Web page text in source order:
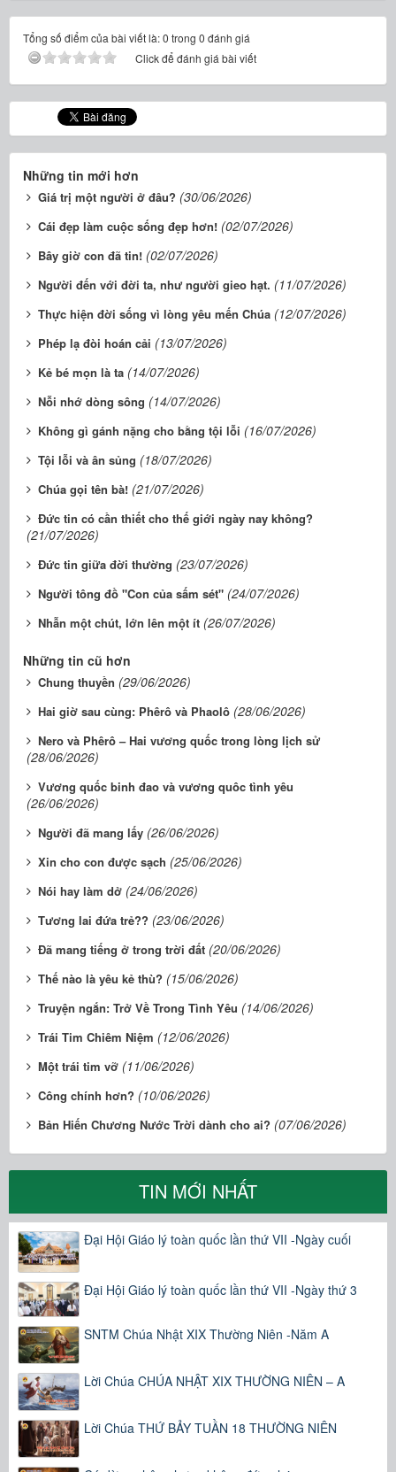
Tổng số điểm của bài viết là: 0 trong 0 đánh giá
Click để đánh giá bài viết
Những tin mới hơn
Giá trị một người ở đâu? (30/06/2026)
Cái đẹp làm cuộc sống đẹp hơn! (02/07/2026)
Bây giờ con đã tin! (02/07/2026)
Người đến với đời ta, như người gieo hạt. (11/07/2026)
Thực hiện đời sống vì lòng yêu mến Chúa (12/07/2026)
Phép lạ đòi hoán cải (13/07/2026)
Kẻ bé mọn là ta (14/07/2026)
Nỗi nhớ dòng sông (14/07/2026)
Không gì gánh nặng cho bằng tội lỗi (16/07/2026)
Tội lỗi và ân sủng (18/07/2026)
Chúa gọi tên bà! (21/07/2026)
Đức tin có cần thiết cho thế giới ngày nay không?
(21/07/2026)
Đức tin giữa đời thường (23/07/2026)
Người tông đồ "Con của sấm sét" (24/07/2026)
Nhẫn một chút, lớn lên một ít (26/07/2026)
Những tin cũ hơn
Chung thuyền (29/06/2026)
Hai giờ sau cùng: Phêrô và Phaolô (28/06/2026)
Nero và Phêrô – Hai vương quốc trong lòng lịch sử
(28/06/2026)
Vương quốc binh đao và vương quôc tình yêu
(26/06/2026)
Người đã mang lấy (26/06/2026)
Xin cho con được sạch (25/06/2026)
Nói hay làm dở (24/06/2026)
Tương lai đứa trẻ?? (23/06/2026)
Đã mang tiếng ở trong trời đất (20/06/2026)
Thế nào là yêu kẻ thù? (15/06/2026)
Truyện ngắn: Trở Về Trong Tình Yêu (14/06/2026)
Trái Tim Chiêm Niệm (12/06/2026)
Một trái tim vỡ (11/06/2026)
Công chính hơn? (10/06/2026)
Bản Hiến Chương Nước Trời dành cho ai? (07/06/2026)
TIN MỚI NHẤT
Đại Hội Giáo lý toàn quốc lần thứ VII -Ngày cuối
Đại Hội Giáo lý toàn quốc lần thứ VII -Ngày thứ 3
SNTM Chúa Nhật XIX Thường Niên -Năm A
Lời Chúa CHÚA NHẬT XIX THƯỜNG NIÊN – A
Lời Chúa THỨ BẢY TUẦN 18 THƯỜNG NIÊN